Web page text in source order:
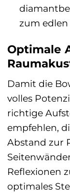
zum edlen
Optimale
Damit die
volles
richtige
empfehlen,
Abstand zur
Reflexionen
optimales